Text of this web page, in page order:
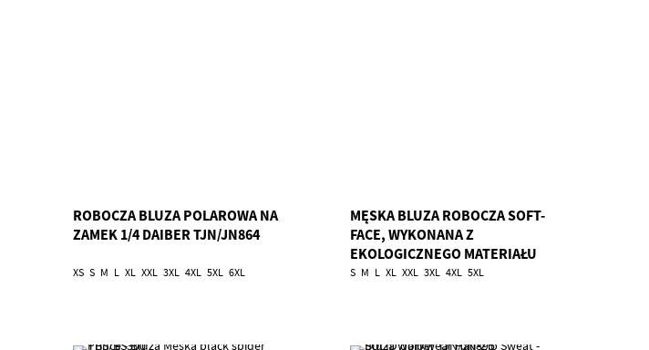
ROBOCZA BLUZA POLAROWA NA
ZAMEK 1/4 DAIBER TJN/JN864
XS S M L XL XXL 3XL 4XL 5XL 6XL
MĘSKA BLUZA ROBOCZA SOFT-
FACE, WYKONANA Z
EKOLOGICZNEGO MATERIAŁU
KARLOWSKY TRL/QM1
S M L XL XXL 3XL 4XL 5XL